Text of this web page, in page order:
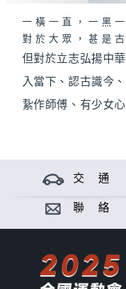
一橫一直，一黑
對於大眾，甚是古
但對於立志弘揚中
入當下、認古識今
紥作師傅、有少女
裔少女。古人之美
交 通
聯 絡